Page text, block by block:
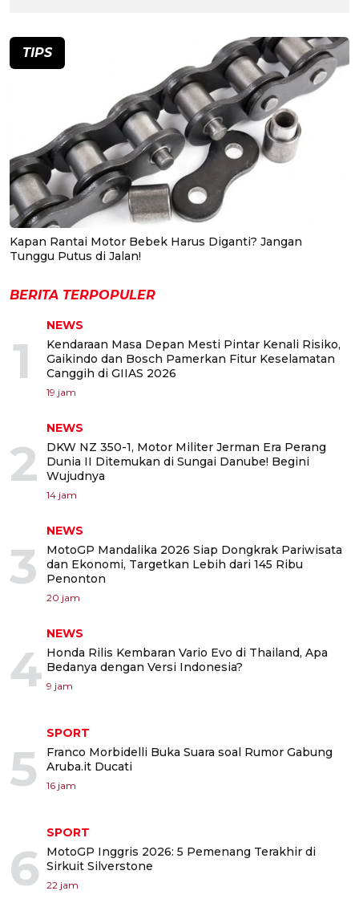
TIPS
Kapan Rantai Motor Bebek Harus Diganti? Jangan
Tunggu Putus di Jalan!
BERITA TERPOPULER
1
NEWS
Kendaraan Masa Depan Mesti Pintar Kenali Risiko,
Gaikindo dan Bosch Pamerkan Fitur Keselamatan
Canggih di GIIAS 2026
19 jam
2
NEWS
DKW NZ 350-1, Motor Militer Jerman Era Perang
Dunia II Ditemukan di Sungai Danube! Begini
Wujudnya
14 jam
3
NEWS
MotoGP Mandalika 2026 Siap Dongkrak Pariwisata
dan Ekonomi, Targetkan Lebih dari 145 Ribu
Penonton
20 jam
4
NEWS
Honda Rilis Kembaran Vario Evo di Thailand, Apa
Bedanya dengan Versi Indonesia?
9 jam
5
SPORT
Franco Morbidelli Buka Suara soal Rumor Gabung
Aruba.it Ducati
16 jam
6
SPORT
MotoGP Inggris 2026: 5 Pemenang Terakhir di
Sirkuit Silverstone
22 jam